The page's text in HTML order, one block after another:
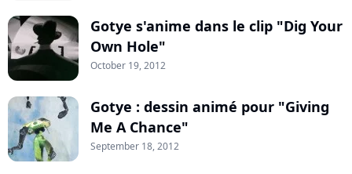
Gotye s'anime dans le clip "Dig Your
Own Hole"
October 19, 2012
Gotye : dessin animé pour "Giving
Me A Chance"
September 18, 2012